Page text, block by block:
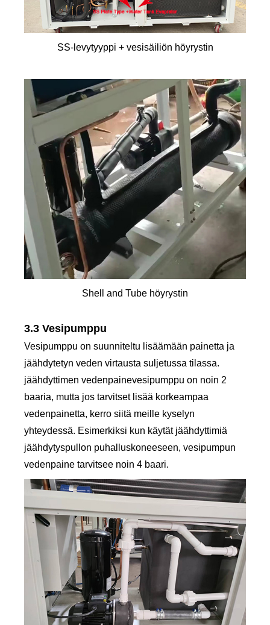
SS-levytyyppi + vesisäiliön höyrystin
Shell and Tube höyrystin
3.3 Vesipumppu
Vesipumppu on suunniteltu lisäämään painetta ja
jäähdytetyn veden virtausta suljetussa tilassa.
jäähdyttimen vedenpainevesipumppu on noin 2
baaria, mutta jos tarvitset lisää korkeampaa
vedenpainetta, kerro siitä meille kyselyn
yhteydessä. Esimerkiksi kun käytät jäähdyttimiä
jäähdytyspullon puhalluskoneeseen, vesipumpun
vedenpaine tarvitsee noin 4 baari.